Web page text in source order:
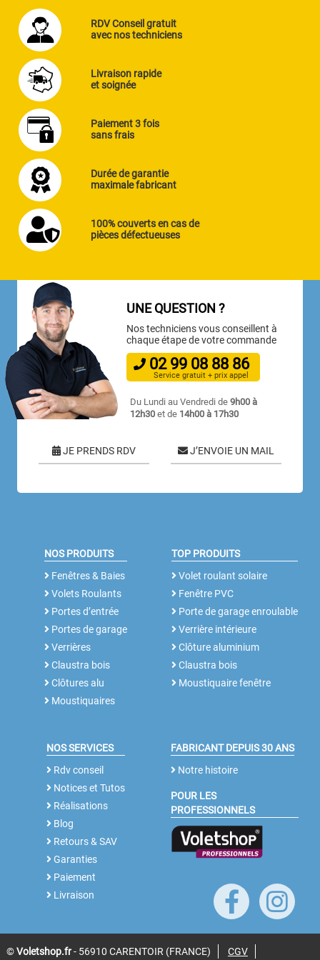
RDV Conseil gratuit
avec nos techniciens
Livraison rapide
et soignée
Paiement 3 fois
sans frais
Durée de garantie
maximale fabricant
100% couverts en cas de
pièces défectueuses
UNE QUESTION ?
Nos techniciens vous conseillent à
chaque étape de votre commande
02 99 08 88 86
Service gratuit + prix appel
Du Lundi au Vendredi de9h00 à
12h30 et de 14h00 à 17h30
JE PRENDS RDV J’ENVOIE UN MAIL
NOS PRODUITS
Fenêtres & Baies
Volets Roulants
Portes d’entrée
Portes de garage
Verrières
Claustra bois
Clôtures alu
Moustiquaires
TOP PRODUITS
Volet roulant solaire
Fenêtre PVC
Porte de garage enroulable
Verrière intérieure
Clôture aluminium
Claustra bois
Moustiquaire fenêtre
NOS SERVICES
Rdv conseil
Notices et Tutos
Réalisations
Blog
Retours & SAV
Garanties
Paiement
Livraison
FABRICANT DEPUIS 30 ANS
Notre histoire
POUR LES
PROFESSIONNELS
©Voletshop.fr- 56910 CARENTOIR (FRANCE) CGV